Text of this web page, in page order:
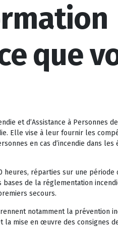
que
et d’Assistance à Personnes
Elle vise à leur fournir les
en cas d’incendie dans les
heures, réparties sur une période
de la réglementation
secours.
notamment la prévention
la mise en œuvre des consignes